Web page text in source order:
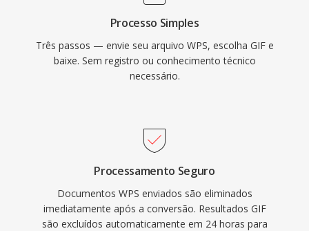
Processo Simples
Três passos — envie seu arquivo WPS, escolha GIF e
baixe. Sem registro ou conhecimento técnico
necessário.
Processamento Seguro
Documentos WPS enviados são eliminados
imediatamente após a conversão. Resultados GIF
são excluídos automaticamente em 24 horas para